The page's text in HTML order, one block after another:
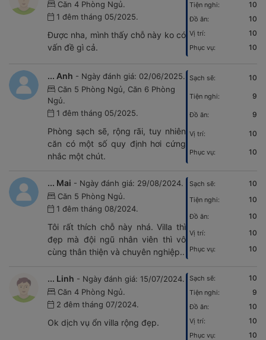
Căn 4 Phòng Ngủ.
1 đêm tháng 05/2025.
Được nha, mình thấy chỗ này ko có
vấn đề gì cả.
Tiện nghi: 10
Đồ ăn: 10
Vị trí: 10
Phục vụ: 10
... Anh - Ngày đánh giá: 02/06/2025.
Căn 5 Phòng Ngủ, Căn 6 Phòng
Ngủ.
1 đêm tháng 05/2025.
Phòng sạch sẽ, rộng rãi, tuy nhiên
căn có một số quy định hơi cứng
nhắc một chút.
Sạch sẽ: 10
Tiện nghi: 9
Đồ ăn: 9
Vị trí: 10
Phục vụ: 10
... Mai - Ngày đánh giá: 29/08/2024.
Căn 5 Phòng Ngủ.
1 đêm tháng 08/2024.
Tôi rất thích chỗ này nhá. Villa thì
đẹp mà đội ngũ nhân viên thì vô
cùng thân thiện và chuyên nghiệp..
Sạch sẽ: 10
Tiện nghi: 10
Đồ ăn: 10
Vị trí: 10
Phục vụ: 10
... Linh - Ngày đánh giá: 15/07/2024.
Căn 4 Phòng Ngủ.
2 đêm tháng 07/2024.
Ok dịch vụ ổn villa rộng đẹp.
Sạch sẽ: 10
Tiện nghi: 9
Đồ ăn: 10
Vị trí: 10
Phục vụ: 10